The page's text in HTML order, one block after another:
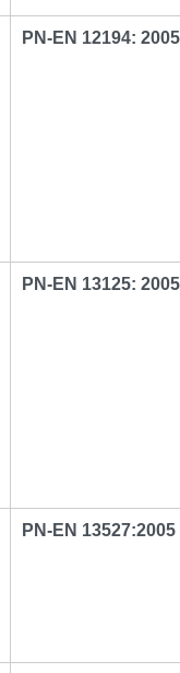
PN-EN 12194: 2005
PN-EN 13125: 2005
PN-EN 13527:2005